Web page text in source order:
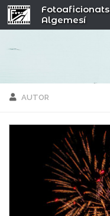
Fotoaficionats
Algemesí
AUTOR